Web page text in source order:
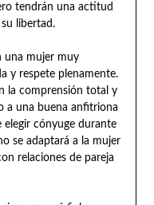
tendrán una actitud
libertad.
una mujer muy
y respete plenamente.
la comprensión total y
a una buena anfitriona
elegir cónyuge durante
se adaptará a la mujer
relaciones de pareja